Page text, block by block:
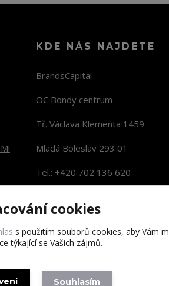
KDE NÁS NAJDETE
BrandsCapital
OC Bondy centrum
Tř. Václava Klementa 1459
Mladá Boleslav 293 01
Tel.: +420 702 136 620
2020 BrandsCapital s.r.o.
cookies
s použitím souborů cookies, aby Vám
týkající se Vašich zájmů.
Souhlasím